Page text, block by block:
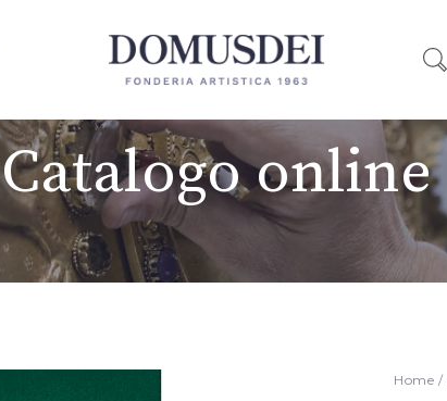
Catalogo online
Home /